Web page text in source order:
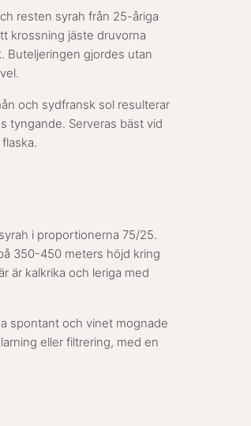
resten syrah från 25-åriga
krossning jäste druvorna
Buteljeringen gjordes utan
och sydfransk sol resulterar
tyngande. Serveras bäst vid
i proportionerna 75/25.
350-450 meters höjd kring
är kalkrika och leriga med
spontant och vinet mognade
eller filtrering, med en